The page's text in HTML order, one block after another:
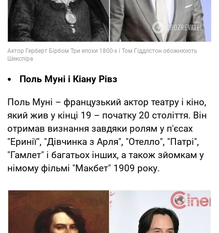
Поль Муні і Кіану Рівз
Поль Муні – французький актор театру і кіно,
який жив у кінці 19 – початку 20 століття. Він
отримав визнання завдяки ролям у п'єсах
"Еринії", "Дівчинка з Арля", "Отелло", "Патрі",
"Гамлет" і багатьох інших, а також зйомкам у
німому фільмі "Макбет" 1909 року.